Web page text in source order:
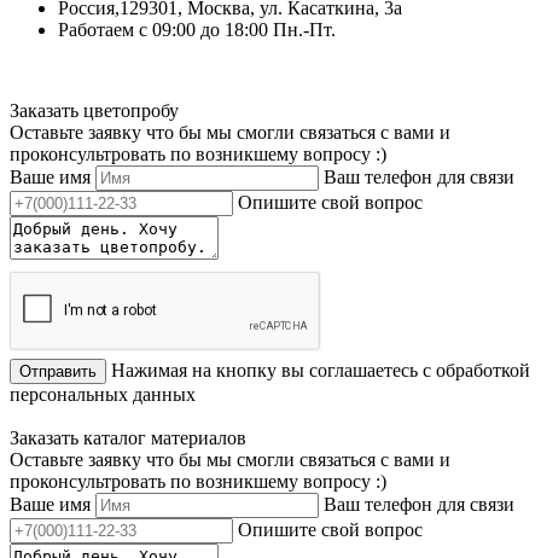
Россия,129301, Москва, ул. Касаткина, 3а
Работаем с 09:00 до 18:00 Пн.-Пт.
Заказать цветопробу
Оставьте заявку что бы мы смогли связаться с вами и
проконсультровать по возникшему вопросу :)
Ваше имя
Ваш телефон для связи
Опишите свой вопрос
Отправить
Нажимая на кнопку вы соглашаетесь с обработкой
персональных данных
Заказать каталог материалов
Оставьте заявку что бы мы смогли связаться с вами и
проконсультровать по возникшему вопросу :)
Ваше имя
Ваш телефон для связи
Опишите свой вопрос